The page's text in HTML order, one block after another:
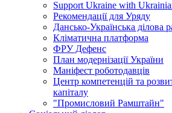
Support Ukraine with
Рекомендації для Уряду
Дансько-Українська ділова
Кліматична платформа
ФРУ Дефенс
План модернізації України
Маніфест роботодавців
Центр компетенцій та
капіталу
"Промисловий Рамштайн"